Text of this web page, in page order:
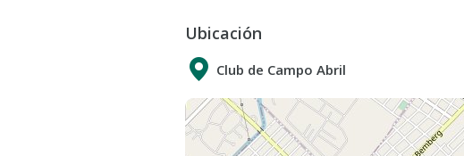
En planta alta encontramos dos dormitorios
completo y placard , sobre otra ala e
dormitorios principal en suite con dos
vistas al parque.
Galería con parrilla , parque con pileta de 3 x
Espacio de guardacoches para dos autos.
Ubicación
Club de Campo Abril